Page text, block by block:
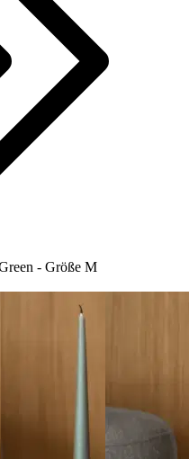
- Größe M